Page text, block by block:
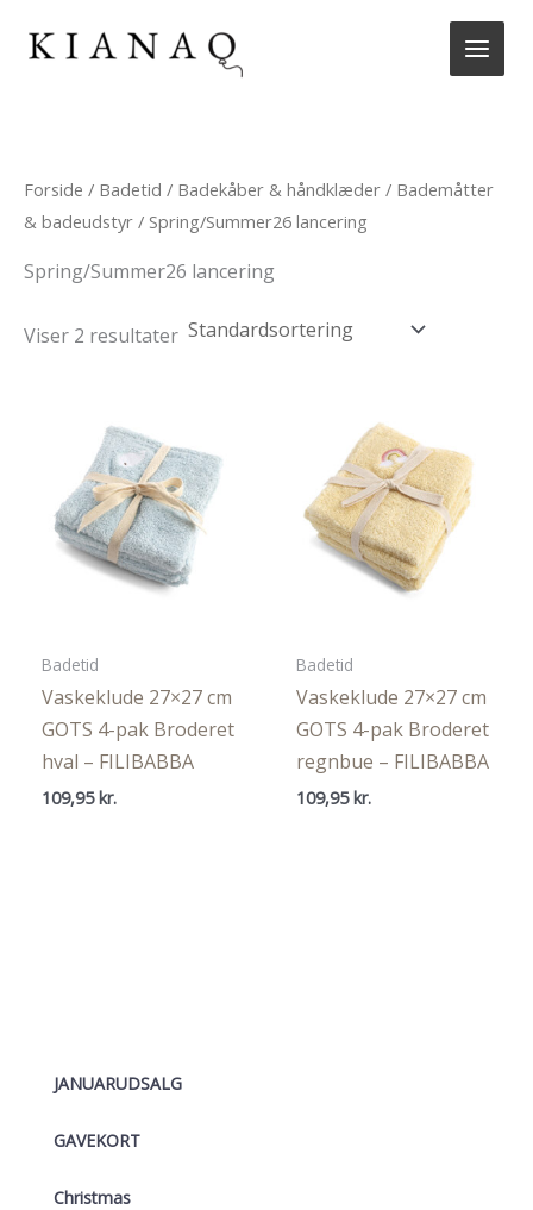
JANUARUDSALG
GAVEKORT
Christmas
Forside / Badetid / Badekåber & håndklæder / Bademåtter
& badeudstyr / Spring/Summer26 lancering
Spring/Summer26 lancering
Viser 2 resultater
Badetid
Vaskeklude 27×27 cm
GOTS 4-pak Broderet
hval – FILIBABBA
109,95 kr.
Badetid
Vaskeklude 27×27 cm
GOTS 4-pak Broderet
regnbue – FILIBABBA
109,95 kr.